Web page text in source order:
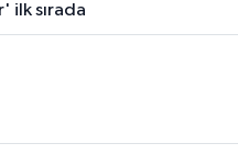
ilk sırada